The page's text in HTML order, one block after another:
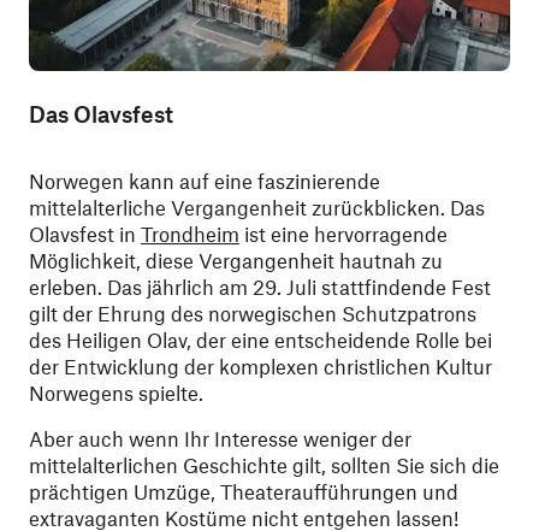
Das Olavsfest
Norwegen kann auf eine faszinierende
mittelalterliche Vergangenheit zurückblicken. Das
Olavsfest in Trondheim ist eine hervorragende
Möglichkeit, diese Vergangenheit hautnah zu
erleben. Das jährlich am 29. Juli stattfindende Fest
gilt der Ehrung des norwegischen Schutzpatrons
des Heiligen Olav, der eine entscheidende Rolle bei
der Entwicklung der komplexen christlichen Kultur
Norwegens spielte.
Aber auch wenn Ihr Interesse weniger der
mittelalterlichen Geschichte gilt, sollten Sie sich die
prächtigen Umzüge, Theateraufführungen und
extravaganten Kostüme nicht entgehen lassen!